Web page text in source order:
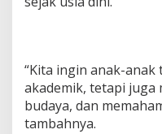
“Kita ingin anak-anak
akademik, tetapi juga
budaya, dan
tambahnya.